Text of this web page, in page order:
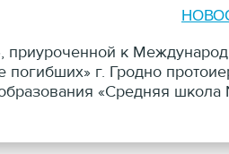
приуроченной к
г. Гродно
«Средняя